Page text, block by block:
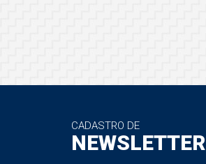
CADASTRO DE
NEWSLETTER